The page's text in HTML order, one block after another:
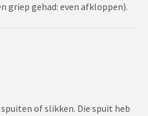
griep gehad: even afkloppen).
of slikken. Die spuit heb